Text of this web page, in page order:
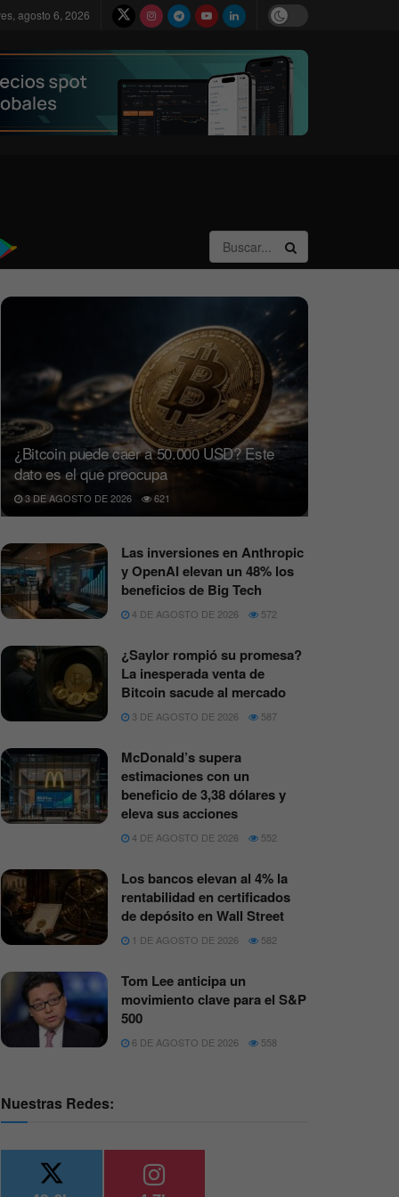
agosto 6, 2026
¿Bitcoin puede caer a 50.000 USD? Este
dato es el que preocupa
3 DE AGOSTO DE 2026 621
Las inversiones en Anthropic
y OpenAI elevan un 48% los
beneficios de Big Tech
4 DE AGOSTO DE 2026 572
¿Saylor rompió su promesa?
La inesperada venta de
Bitcoin sacude al mercado
3 DE AGOSTO DE 2026 587
McDonald’s supera
estimaciones con un
beneficio de 3,38 dólares y
eleva sus acciones
4 DE AGOSTO DE 2026 552
Los bancos elevan al 4% la
rentabilidad en certificados
de depósito en Wall Street
1 DE AGOSTO DE 2026 582
Tom Lee anticipa un
movimiento clave para el S&P
500
6 DE AGOSTO DE 2026 558
Nuestras Redes: